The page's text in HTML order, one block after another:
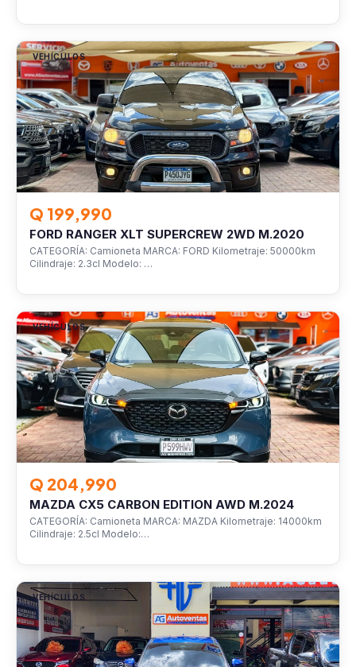
VEHÍCULOS
Q 199,990
FORD RANGER XLT SUPERCREW 2WD M.2020
CATEGORÍA: Camioneta MARCA: FORD Kilometraje: 50000km
Cilindraje: 2.3cl Modelo: …
VEHÍCULOS
Q 204,990
MAZDA CX5 CARBON EDITION AWD M.2024
CATEGORÍA: Camioneta MARCA: MAZDA Kilometraje: 14000km
Cilindraje: 2.5cl Modelo:…
VEHÍCULOS